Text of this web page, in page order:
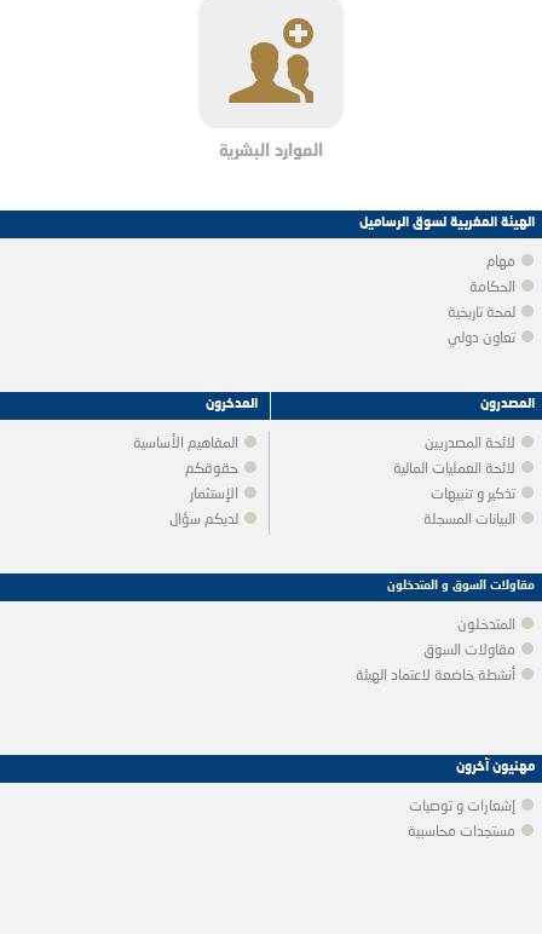
الموارد البشرية
الهيئة المغربية لسوق الرساميل
مهام
الحكامة
لمحة تاريخية
تعاون دولي
المدخرون
المفاهيم الأساسية
حقوقكم
الإستثمار
لديكم سؤال
المصدرون
لائحة المصدريين
لائحة العمليات المالية
تذكير و تنبيهات
البيانات المسجلة
مقاولات السوق و المتدخلون
المتدخلون
مقاولات السوق
أنشطة خاضعة لاعتماد الهيئة
مهنيون آخرون
إشعارات و توصيات
مستجدات محاسبية